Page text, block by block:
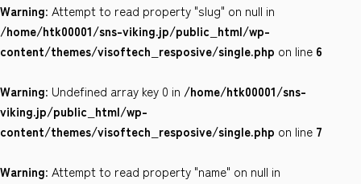
お気に入り
会社案内
サイトポリシー
Warning: Attempt to read property "slug" on null in
/home/htk00001/sns-viking.jp/public_html/wp-
content/themes/visoftech_resposive/single.php on line 6
Warning: Undefined array key 0 in /home/htk00001/sns-
viking.jp/public_html/wp-
content/themes/visoftech_resposive/single.php on line 7
Warning: Attempt to read property "name" on null in